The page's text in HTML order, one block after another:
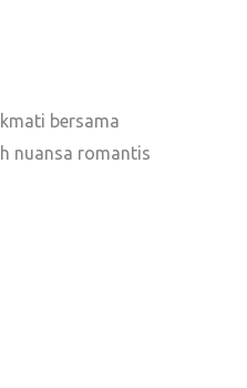
bersama
nuansa romantis